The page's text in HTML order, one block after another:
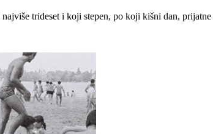
trideset i koji stepen, po koji kišni dan,